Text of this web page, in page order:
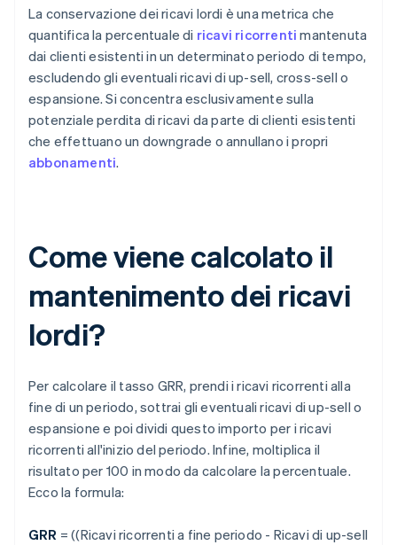
La conservazione dei ricavi lordi è una metrica che
quantifica la percentuale di ricavi ricorrenti mantenuta
dai clienti esistenti in un determinato periodo di tempo,
escludendo gli eventuali ricavi di up-sell, cross-sell o
espansione. Si concentra esclusivamente sulla
potenziale perdita di ricavi da parte di clienti esistenti
che effettuano un downgrade o annullano i propri
abbonamenti.
Come viene calcolato il
mantenimento dei ricavi
lordi?
Per calcolare il tasso GRR, prendi i ricavi ricorrenti alla
fine di un periodo, sottrai gli eventuali ricavi di up-sell o
espansione e poi dividi questo importo per i ricavi
ricorrenti all'inizio del periodo. Infine, moltiplica il
risultato per 100 in modo da calcolare la percentuale.
Ecco la formula:
GRR = ((Ricavi ricorrenti a fine periodo - Ricavi di up-sell